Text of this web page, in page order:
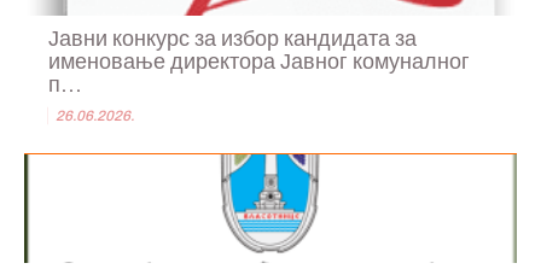
Јавни конкурс за избор кандидата за
именовање директора Јавног комуналног
п...
26.06.2026.